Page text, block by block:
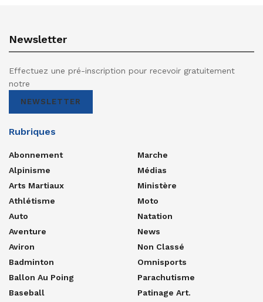
Newsletter
Effectuez une pré-inscription pour recevoir gratuitement
notre
NEWSLETTER
Rubriques
Abonnement
Alpinisme
Arts Martiaux
Athlétisme
Auto
Aventure
Aviron
Badminton
Ballon Au Poing
Baseball
Marche
Médias
Ministère
Moto
Natation
News
Non Classé
Omnisports
Parachutisme
Patinage Art.